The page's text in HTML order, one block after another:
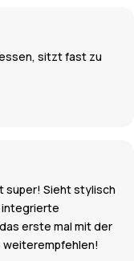
sitzt fast zu
super! Sieht stylisch
integrierte
erste mal mit der
weiterempfehlen!